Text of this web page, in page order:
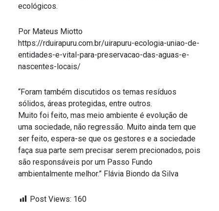
ecológicos.
Por Mateus Miotto
https://rduirapuru.com.br/uirapuru-ecologia-uniao-de-
entidades-e-vital-para-preservacao-das-aguas-e-
nascentes-locais/
“Foram também discutidos os temas resíduos
sólidos, áreas protegidas, entre outros.
Muito foi feito, mas meio ambiente é evolução de
uma sociedade, não regressão. Muito ainda tem que
ser feito, espera-se que os gestores e a sociedade
faça sua parte sem precisar serem precionados, pois
são responsáveis por um Passo Fundo
ambientalmente melhor.” Flávia Biondo da Silva
Post Views: 160